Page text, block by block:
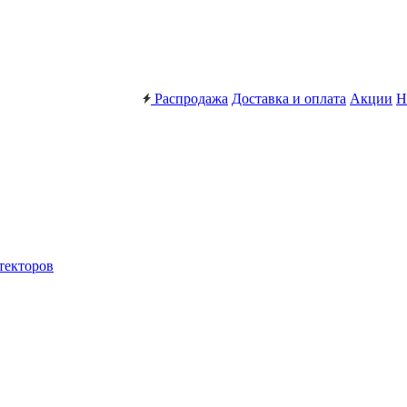
Распродажа Доставка и оплата Акции